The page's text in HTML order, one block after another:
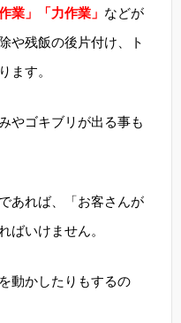
業」「力作業」 などが
や残飯の後片付け、ト
ます。
やゴキブリが出る事も
あれば、「お客さんが
ばいけません。
動かしたりもするの